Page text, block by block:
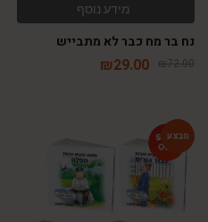
מידע נוסף
נח בר מח כבר לא מתבייש
₪72.00
₪29.00